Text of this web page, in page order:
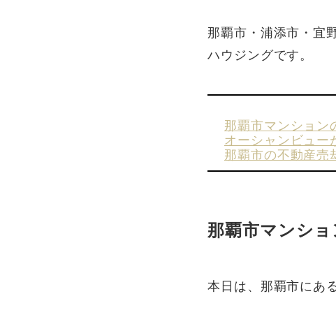
那覇市・浦添市・宜
ハウジングです。
那覇市マンション
オーシャンビュー
那覇市の不動産売
那覇市マンシ
本日は、那覇市にあ